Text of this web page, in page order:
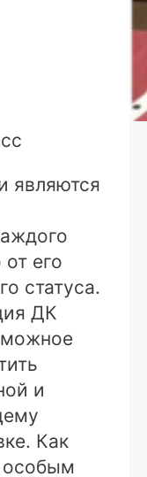
являются
его
статуса.
ДК
и
Как
особым